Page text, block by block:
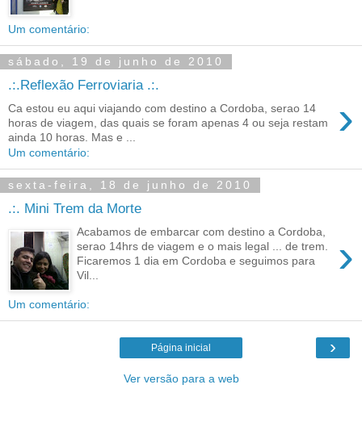
Um comentário:
sábado, 19 de junho de 2010
.:.Reflexão Ferroviaria .:.
›
Ca estou eu aqui viajando com destino a Cordoba, serao 14
horas de viagem, das quais se foram apenas 4 ou seja restam
ainda 10 horas. Mas e ...
Um comentário:
sexta-feira, 18 de junho de 2010
.:. Mini Trem da Morte
›
Acabamos de embarcar com destino a Cordoba,
serao 14hrs de viagem e o mais legal ... de trem.
Ficaremos 1 dia em Cordoba e seguimos para
Vil...
Um comentário:
›
Página inicial
Ver versão para a web